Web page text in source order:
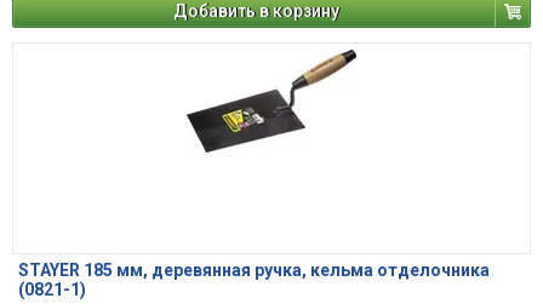
Добавить в корзину
STAYER 185 мм, деревянная ручка, кельма отделочника
(0821-1)